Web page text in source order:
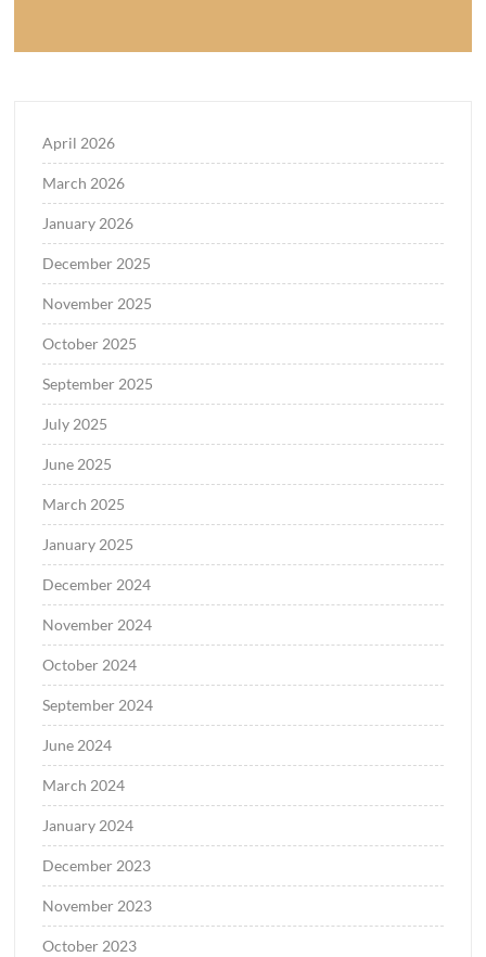
April 2026
March 2026
January 2026
December 2025
November 2025
October 2025
September 2025
July 2025
June 2025
March 2025
January 2025
December 2024
November 2024
October 2024
September 2024
June 2024
March 2024
January 2024
December 2023
November 2023
October 2023